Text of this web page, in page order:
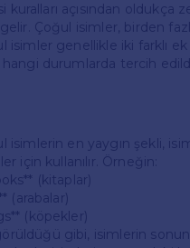
kuralları açısından oldukça
Çoğul isimler, birden
isimler genellikle iki farklı ek
hangi durumlarda tercih
isimlerin en yaygın şekli,
için kullanılır. Örneğin:
(kitaplar)
(arabalar)
(köpekler)
gibi, isimlerin